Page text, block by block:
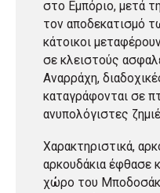
στο Εμπόριο, μετά
τον αποδεκατισμό
κάτοικοι
σε κλειστούς
Αναρράχη,
καταγράφονται σε
ανυπολόγιστες
Χαρακτηριστικά,
αρκουδάκια έφθασε
χώρο του